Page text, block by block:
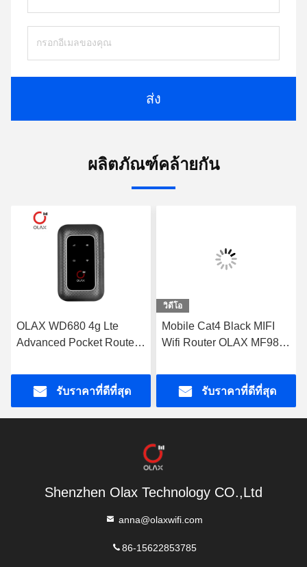
ส่ง
ผลิตภัณฑ์คล้ายกัน
OLAX WD680 4g Lte
Advanced Pocket Router
พา OEM
รับราคาที่ดีที่สุด
วิดีโอ
Mobile Cat4 Black MIFI
Wifi Router OLAX MF982
รับราคาที่ดีที่สุด
Shenzhen Olax Technology CO.,Ltd
anna@olaxwifi.com
86-15622853785